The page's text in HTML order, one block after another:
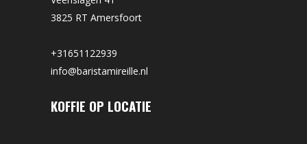
3825 RT Amersfoort
+31651122939
info@baristamireille.nl
KOFFIE OP LOCATIE